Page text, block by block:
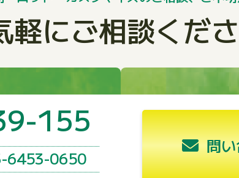
軽にご相談くださ
155
6453-0650
問い